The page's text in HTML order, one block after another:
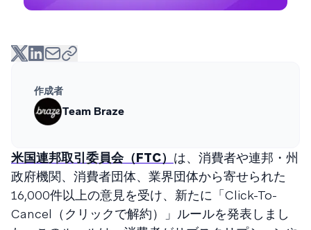
作成者
Team Braze
米国連邦取引委員会（FTC） は、消費者や連邦・州
政府機関、消費者団体、業界団体から寄せられた
16,000件以上の意見を受け、新たに「Click-To-
Cancel（クリックで解約）」ルールを発表しまし